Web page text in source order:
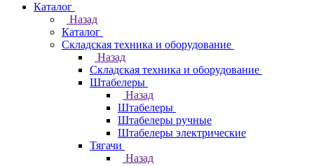
Каталог
Назад
Каталог
Складская техника и оборудование
Назад
Складская техника и оборудование
Штабелеры
Назад
Штабелеры
Штабелеры ручные
Штабелеры электрические
Тягачи
Назад